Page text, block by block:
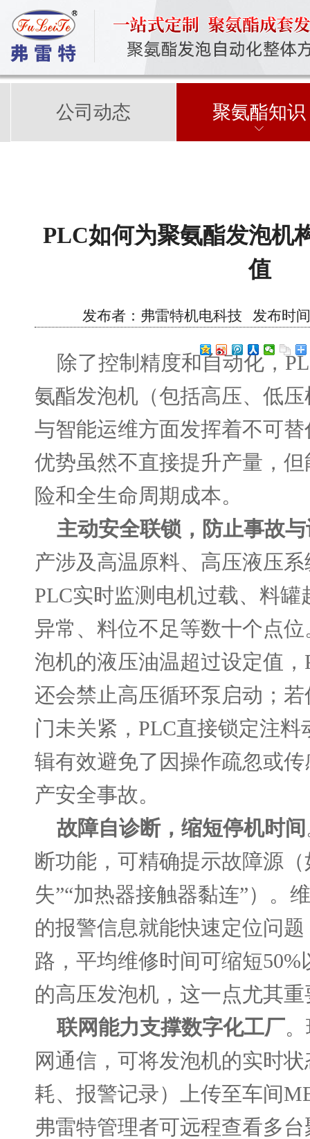
公司动态 聚氨酯知识
PLC如何为聚氨酯发泡机
值
发布者：弗雷特机电科技 发布时
除了控制精度和自动化，
氨酯发泡机（包括高压、低
与智能运维方面发挥着不可
优势虽然不直接提升产量，
险和全生命周期成本。
主动安全联锁，防止事故
产涉及高温原料、高压液压
PLC实时监测电机过载、料
异常、料位不足等数十个点
泡机的液压油温超过设定值
还会禁止高压循环泵启动；
门未关紧，PLC直接锁定注
辑有效避免了因操作疏忽或
产安全事故。
故障自诊断，缩短停机时间
断功能，可精确提示故障源
失”“加热器接触器黏连”）。
的报警信息就能快速定位问
路，平均维修时间可缩短
的高压发泡机，这一点尤其重
联网能力支撑数字化工厂
网通信，可将发泡机的实时
耗、报警记录）上传至车间
弗雷特管理者可远程查看多